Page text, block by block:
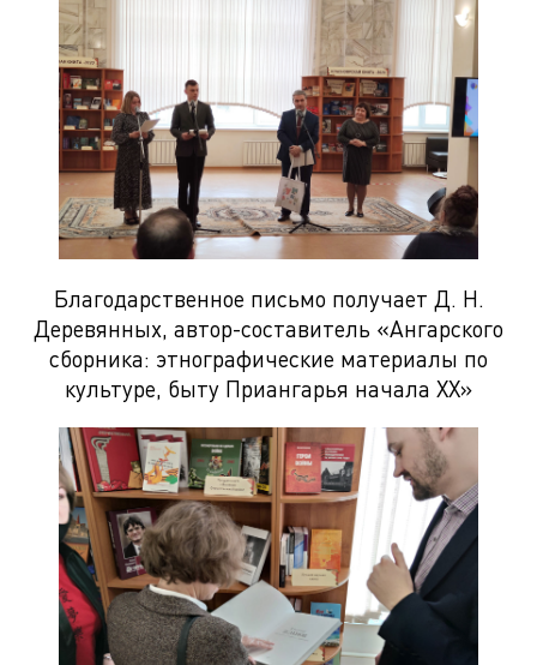
Благодарственное письмо получает Д. Н.
Деревянных, автор-составитель «Ангарского
сборника: этнографические материалы по
культуре, быту Приангарья начала XX»